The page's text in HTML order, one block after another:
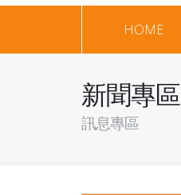
HOME
新聞專區
訊息專區